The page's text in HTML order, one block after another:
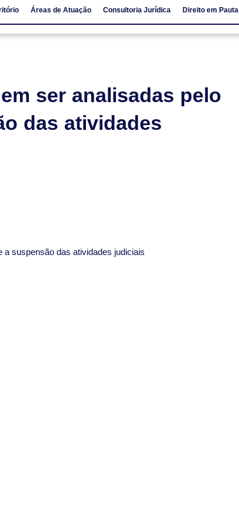
Áreas de Atuação Consultoria Jurídica Direito em Pauta
ser analisadas pelo
das atividades
a suspensão das atividades judiciais